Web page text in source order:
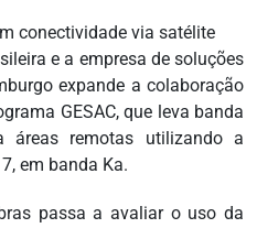
conectividade via satélite
e a empresa de soluções
expande a colaboração
GESAC, que leva banda
áreas remotas utilizando a
em banda Ka.
passa a avaliar o uso da